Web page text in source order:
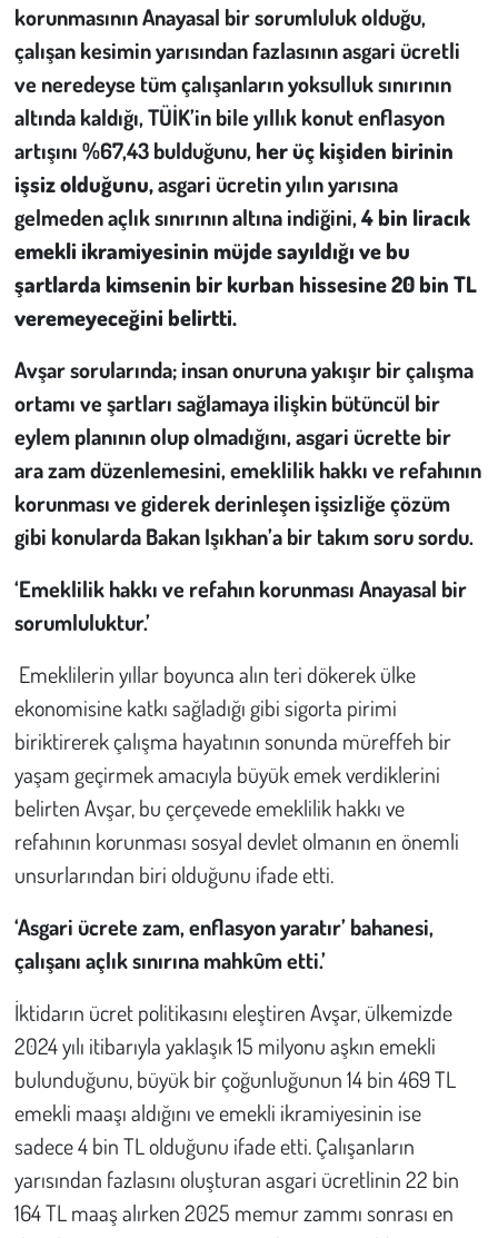
korunmasının Anayasal bir sorumluluk olduğu,
çalışan kesimin yarısından fazlasının asgari ücretli
ve neredeyse tüm çalışanların yoksulluk sınırının
altında kaldığı, TÜİK’in bile yıllık konut enflasyon
artışını %67,43 bulduğunu,her üç kişiden birinin
işsiz olduğunu,asgari ücretin yılın yarısına
gelmeden açlık sınırının altına indiğini,4 bin liracık
emekli ikramiyesinin müjde sayıldığı ve bu
şartlarda kimsenin bir kurban hissesine 20 bin TL
veremeyeceğini belirtti.
Avşar sorularında; insan onuruna yakışır bir çalışma
ortamı ve şartları sağlamaya ilişkin bütüncül bir
eylem planının olup olmadığını, asgari ücrette bir
ara zam düzenlemesini, emeklilik hakkı ve refahının
korunması ve giderek derinleşen işsizliğe çözüm
gibi konularda Bakan Işıkhan’a bir takım soru sordu.
‘Emeklilik hakkı ve refahın korunması Anayasal bir
sorumluluktur.’
Emeklilerin yıllar boyunca alın teri dökerek ülke
ekonomisine katkı sağladığı gibi sigorta pirimi
biriktirerek çalışma hayatının sonunda müreffeh bir
yaşam geçirmek amacıyla büyük emek verdiklerini
belirten Avşar, bu çerçevede emeklilik hakkı ve
refahının korunması sosyal devlet olmanın en önemli
unsurlarından biri olduğunu ifade etti.
‘Asgari ücrete zam, enflasyon yaratır’ bahanesi,
çalışanı açlık sınırına mahkûm etti.’
İktidarın ücret politikasını eleştiren Avşar, ülkemizde
2024 yılı itibarıyla yaklaşık 15 milyonu aşkın emekli
bulunduğunu, büyük bir çoğunluğunun 14 bin 469 TL
emekli maaşı aldığını ve emekli ikramiyesinin ise
sadece 4 bin TL olduğunu ifade etti. Çalışanların
yarısından fazlasını oluşturan asgari ücretlinin 22 bin
164 TL maaş alırken 2025 memur zammı sonrası en
Tarih
Hukuk
Son Dakika
Kent